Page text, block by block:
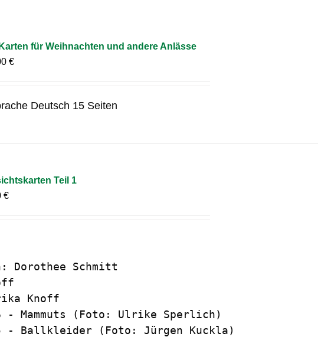
für Weihnachten und andere Anlässe
€
Deutsch 15 Seiten
Teil 1
€
Dorothee Schmitt
Knoff
- Mammuts (Foto: Ulrike Sperlich)
- Ballkleider (Foto: Jürgen Kuckla)